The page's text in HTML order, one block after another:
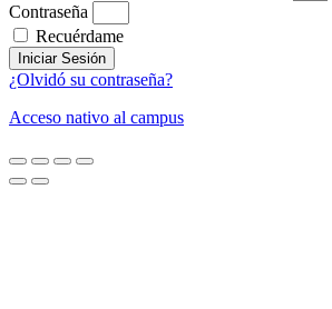
Contraseña
Recuérdame
Iniciar Sesión
¿Olvidó su contraseña?
Acceso nativo al campus